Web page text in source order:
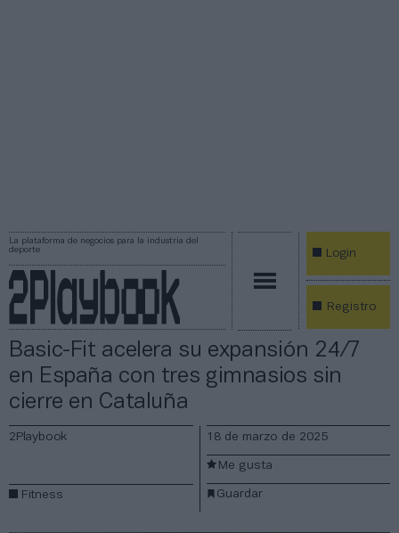
La plataforma de negocios para la industria del
deporte
Login
Registro
Basic-Fit acelera su expansión 24/7
en España con tres gimnasios sin
cierre en Cataluña
2Playbook
Fitness
18 de marzo de 2025
Guardar
Me gusta